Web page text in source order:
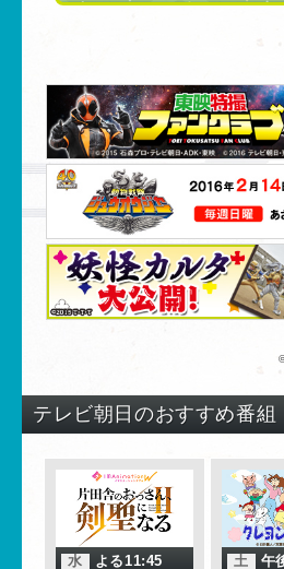
テレビ朝日のおすすめ番組
水 よる11:45 土 午